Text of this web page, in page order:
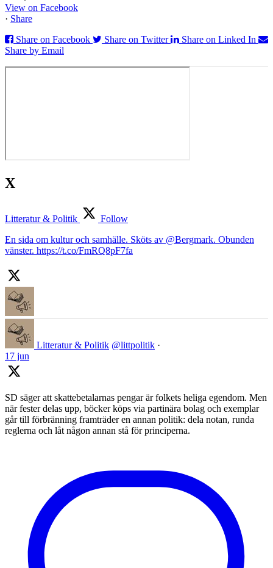
View on Facebook
· Share
Share on Facebook
Share on Twitter
Share on Linked In
Share by Email
X
Litteratur & Politik
Follow
En sida om kultur och samhälle. Sköts av @Bergmark. Obunden
vänster. https://t.co/FmRQ8pF7fa
Litteratur & Politik @littpolitik ·
17 jun
SD säger att skattebetalarnas pengar är folkets heliga egendom. Men
när fester delas upp, böcker köps via partinära bolag och exemplar
går till förbränning framträder en annan politik: dela notan, runda
reglerna och låt någon annan stå för principerna.